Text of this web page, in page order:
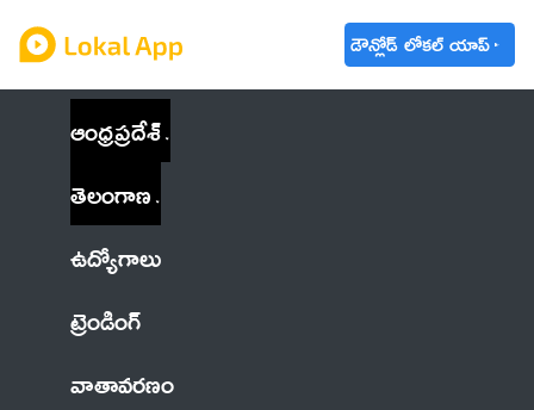
డౌన్లోడ్ లోకల్ యాప్
ఆంధ్రప్రదేశ్
తెలంగాణ
ఉద్యోగాలు
ట్రెండింగ్
వాతావరణం